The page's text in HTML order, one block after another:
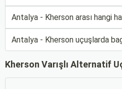
Antalya - Kherson arası hangi
Antalya - Kherson uçuşlarda
Kherson Varışlı Alternatif